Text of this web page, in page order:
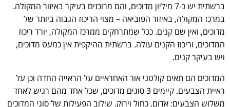
ברשתית יש כ-7 מיליון מדוכים, והם מרוכזים בעיקר באיזור המקולה.
במרכז המקולה, באיזור הפוביאה – מצוי הריכוז הגבוה ביותר של
מדוכים, ואין שם קנים. ככל שמתרחקים ממרכז המקולה, יורד ריכוז
המדוכים, וריכוז הקנים עולה. ברשתית ההיקפית אין כמעט מדוכים,
ויש בעיקר קנים.
המדוכים הם תאים קולטני אור האחראיים על הראייה החדה וכן על
ראיית הצבעים. קיימים 3 סוגים מדוכים, שכל אחד מהם רגיש לאחד
משלוש הצבעים: אדום, כחול וירוק. שילוב הפעילות של סוגי המדוכים